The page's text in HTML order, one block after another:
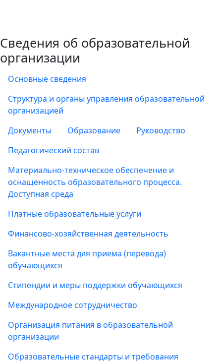
Сведения об образовательной
организации
Основные сведения
Структура и органы управления образовательной
организацией
Документы
Образование
Руководство
Педагогический состав
Материально-техническое обеспечение и
оснащенность образовательного процесса.
Доступная среда
Платные образовательные услуги
Финансово-хозяйственная деятельность
Вакантные места для приема (перевода)
обучающихся
Стипендии и меры поддержки обучающихся
Международное сотрудничество
Организация питания в образовательной
организации
Образовательные стандарты и требования